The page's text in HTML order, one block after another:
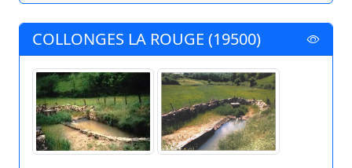
COLLONGES LA ROUGE (19500)